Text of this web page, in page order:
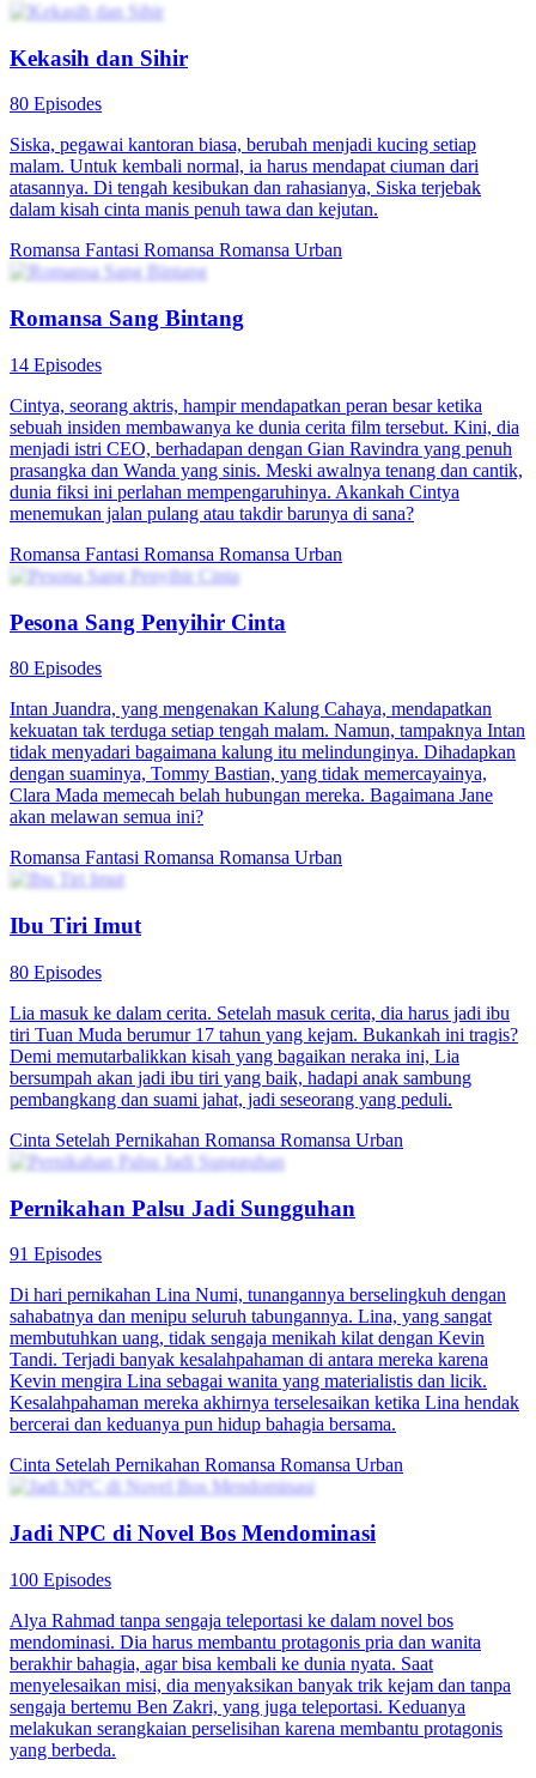
Kekasih dan Sihir
80 Episodes
Siska, pegawai kantoran biasa, berubah menjadi kucing setiap
malam. Untuk kembali normal, ia harus mendapat ciuman dari
atasannya. Di tengah kesibukan dan rahasianya, Siska terjebak
dalam kisah cinta manis penuh tawa dan kejutan.
Romansa Fantasi Romansa Romansa Urban
Romansa Sang Bintang
14 Episodes
Cintya, seorang aktris, hampir mendapatkan peran besar ketika
sebuah insiden membawanya ke dunia cerita film tersebut. Kini, dia
menjadi istri CEO, berhadapan dengan Gian Ravindra yang penuh
prasangka dan Wanda yang sinis. Meski awalnya tenang dan cantik,
dunia fiksi ini perlahan mempengaruhinya. Akankah Cintya
menemukan jalan pulang atau takdir barunya di sana?
Romansa Fantasi Romansa Romansa Urban
Pesona Sang Penyihir Cinta
80 Episodes
Intan Juandra, yang mengenakan Kalung Cahaya, mendapatkan
kekuatan tak terduga setiap tengah malam. Namun, tampaknya Intan
tidak menyadari bagaimana kalung itu melindunginya. Dihadapkan
dengan suaminya, Tommy Bastian, yang tidak memercayainya,
Clara Mada memecah belah hubungan mereka. Bagaimana Jane
akan melawan semua ini?
Romansa Fantasi Romansa Romansa Urban
Ibu Tiri Imut
80 Episodes
Lia masuk ke dalam cerita. Setelah masuk cerita, dia harus jadi ibu
tiri Tuan Muda berumur 17 tahun yang kejam. Bukankah ini tragis?
Demi memutarbalikkan kisah yang bagaikan neraka ini, Lia
bersumpah akan jadi ibu tiri yang baik, hadapi anak sambung
pembangkang dan suami jahat, jadi seseorang yang peduli.
Cinta Setelah Pernikahan Romansa Romansa Urban
Pernikahan Palsu Jadi Sungguhan
91 Episodes
Di hari pernikahan Lina Numi, tunangannya berselingkuh dengan
sahabatnya dan menipu seluruh tabungannya. Lina, yang sangat
membutuhkan uang, tidak sengaja menikah kilat dengan Kevin
Tandi. Terjadi banyak kesalahpahaman di antara mereka karena
Kevin mengira Lina sebagai wanita yang materialistis dan licik.
Kesalahpahaman mereka akhirnya terselesaikan ketika Lina hendak
bercerai dan keduanya pun hidup bahagia bersama.
Cinta Setelah Pernikahan Romansa Romansa Urban
Jadi NPC di Novel Bos Mendominasi
100 Episodes
Alya Rahmad tanpa sengaja teleportasi ke dalam novel bos
mendominasi. Dia harus membantu protagonis pria dan wanita
berakhir bahagia, agar bisa kembali ke dunia nyata. Saat
menyelesaikan misi, dia menyaksikan banyak trik kejam dan tanpa
sengaja bertemu Ben Zakri, yang juga teleportasi. Keduanya
melakukan serangkaian perselisihan karena membantu protagonis
yang berbeda.